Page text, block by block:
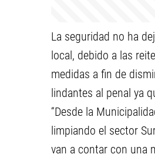
La seguridad no ha
local, debido a las
medidas a fin de
lindantes al penal ya
“Desde la
limpiando el sector
van a contar con una